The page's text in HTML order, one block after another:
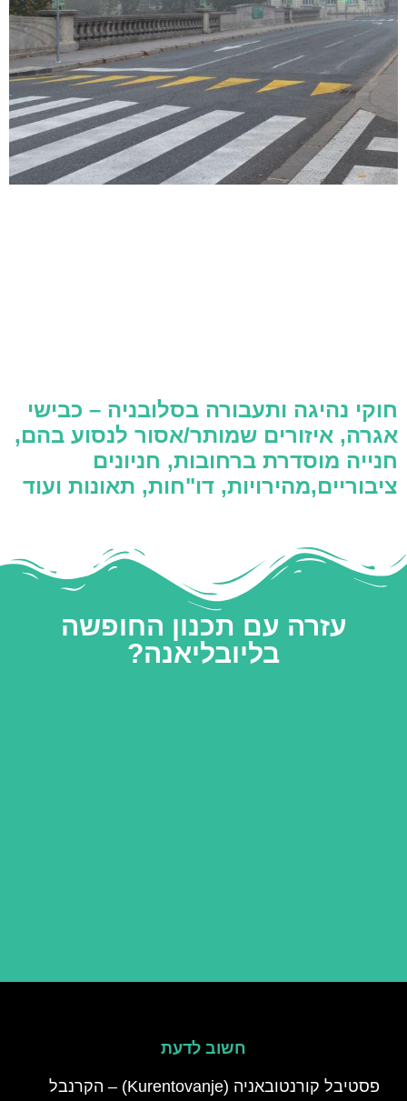
חוקי נהיגה ותעבורה בסלובניה – כבישי
אגרה, איזורים שמותר/אסור לנסוע בהם,
חנייה מוסדרת ברחובות, חניונים
ציבוריים,מהירויות, דו"חות, תאונות ועוד
עזרה עם תכנון החופשה
בליובליאנה?
חשוב לדעת
פסטיבל קורנטובאניה (Kurentovanje) – הקרנבל